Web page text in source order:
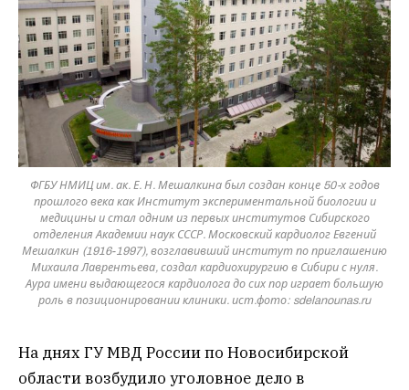
ФГБУ НМИЦ им. ак. Е. Н. Мешалкина был создан конце 50-х годов
прошлого века как Институт экспериментальной биологии и
медицины и стал одним из первых институтов Сибирского
отделения Академии наук СССР. Московский кардиолог Евгений
Мешалкин (1916-1997), возглавивший институт по приглашению
Михаила Лаврентьева, создал кардиохирургию в Сибири с нуля.
Аура имени выдающегося кардиолога до сих пор играет большую
роль в позиционировании клиники. ист.фото: sdelanounas.ru
На днях ГУ МВД России по Новосибирской
области возбудило уголовное дело в